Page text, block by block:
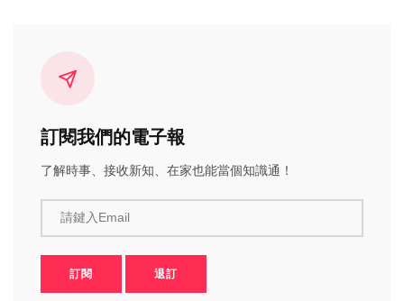
訂閱我們的電子報
了解時事、接收新知、在家也能當個知識通！
請鍵入Email
訂閱 退訂